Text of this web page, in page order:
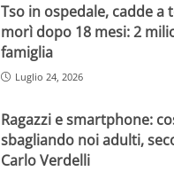
Tso in ospedale, cadde a
morì dopo 18 mesi: 2
famiglia
Luglio 24, 2026
Ragazzi e smartphone:
sbagliando noi adulti,
Carlo Verdelli